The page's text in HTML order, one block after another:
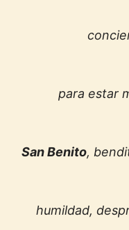
para estar
San Benito,
humildad,